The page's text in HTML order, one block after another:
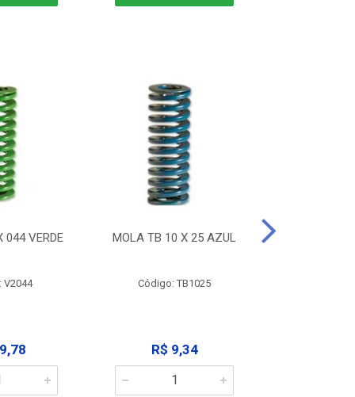
044 VERDE
V2044
MOLA TB 10 X 25 AZUL
Código: TB1025
R$ 9,34